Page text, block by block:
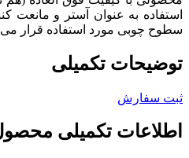
استفاده به عنوان آستر و مانعت
سطوح چوبی مورد استفاده قرار می
توضیحات تکمیلی
ثبت سفارش
اطلاعات تکمیلی